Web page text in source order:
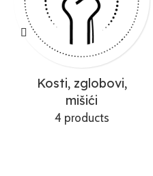
Kosti, zglobovi,
mišići
4 products